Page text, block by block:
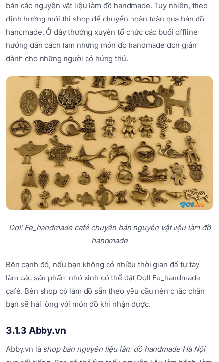
bán các nguyên vật liệu làm đồ handmade. Tuy nhiên, theo
định hướng mới thì shop để chuyển hoàn toàn qua bán đồ
handmade. Ở đây thường xuyên tổ chức các buổi offline
hướng dẫn cách làm những món đồ handmade đơn giản
dành cho những người có hứng thú.
Doll Fe_handmade café chuyên bán nguyên vật liệu làm đồ
handmade
Bên cạnh đó, nếu bạn không có nhiều thời gian để tự tay
làm các sản phẩm nhỏ xinh có thể đặt Doll Fe_handmade
café. Bên shop có làm đồ sẵn theo yêu cầu nên chắc chắn
bạn sẽ hài lòng với món đồ khi nhận được.
3.1.3 Abby.vn
Abby.vn là shop bán nguyên liệu làm đồ handmade Hà Nội